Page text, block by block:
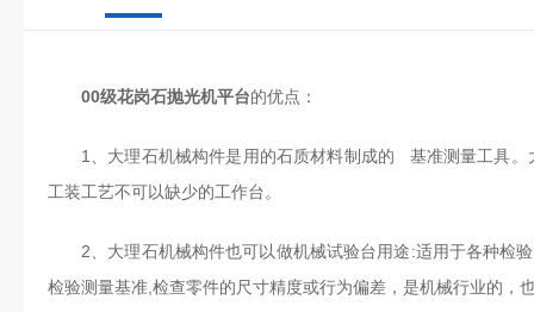
00级花岗石抛光机平台的优点：
1、大理石机械构件是用的石质材料制成的 基准测量工具
工装工艺不可以缺少的工作台。
2、大理石机械构件也可以做机械试验台用途:适用于各种检
检验测量基准,检查零件的尺寸精度或行为偏差，是机械行业的，